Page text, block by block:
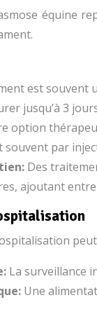
équine
est souvent
jusqu’à 3
option
souvent par
Des
ajoutant
La surveillance
Une